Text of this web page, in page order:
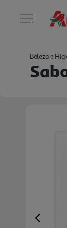
Beleza e
Previous